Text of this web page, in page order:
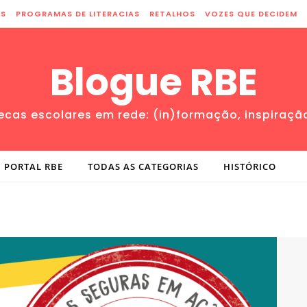
PROGRAMAS DE LITERACIAS RETALHOS VOZES QUE DECIDEM
Blogue RBE
escolares em rede: (in)formação,
PORTAL RBE TODAS AS CATEGORIAS HISTÓRICO